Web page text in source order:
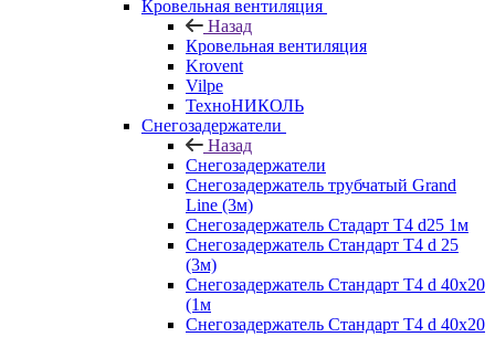
Кровельная вентиляция
Назад
Кровельная вентиляция
Krovent
Vilpe
ТехноНИКОЛЬ
Снегозадержатели
Назад
Снегозадержатели
Снегозадержатель трубчатый Grand
Line (3м)
Снегозадержатель Стадарт Т4 d25 1м
Снегозадержатель Стандарт Т4 d 25
(3м)
Снегозадержатель Стандарт Т4 d 40х20
(1м
Снегозадержатель Стандарт Т4 d 40х20